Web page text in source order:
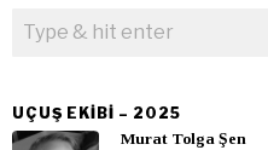
UÇUŞ EKIBI – 2025
Murat Tolga Şen